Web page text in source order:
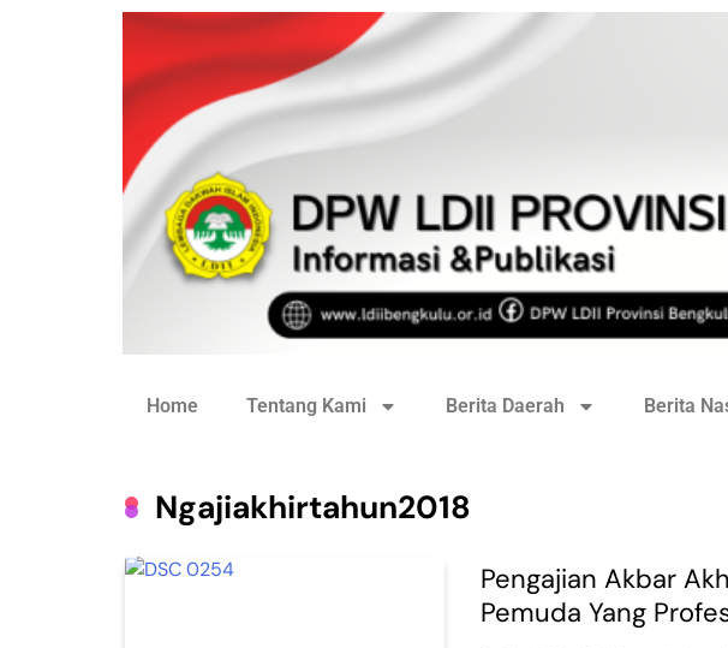
Home Tentang Kami Berita Daerah Berita
Ngajiakhirtahun2018
Pengajian Akbar
Pemuda Yang